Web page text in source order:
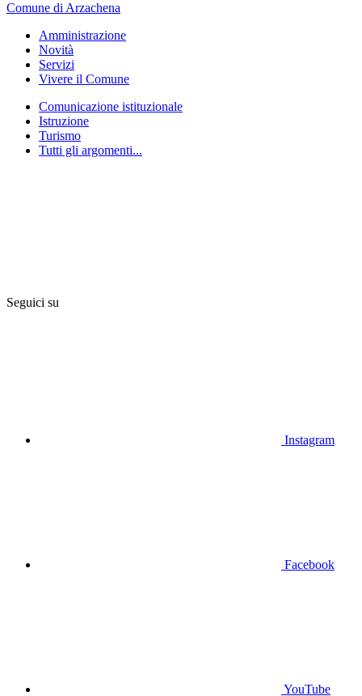
Comune di Arzachena
Amministrazione
Novità
Servizi
Vivere il Comune
Comunicazione istituzionale
Istruzione
Turismo
Tutti gli argomenti...
Seguici su
Instagram
Facebook
YouTube